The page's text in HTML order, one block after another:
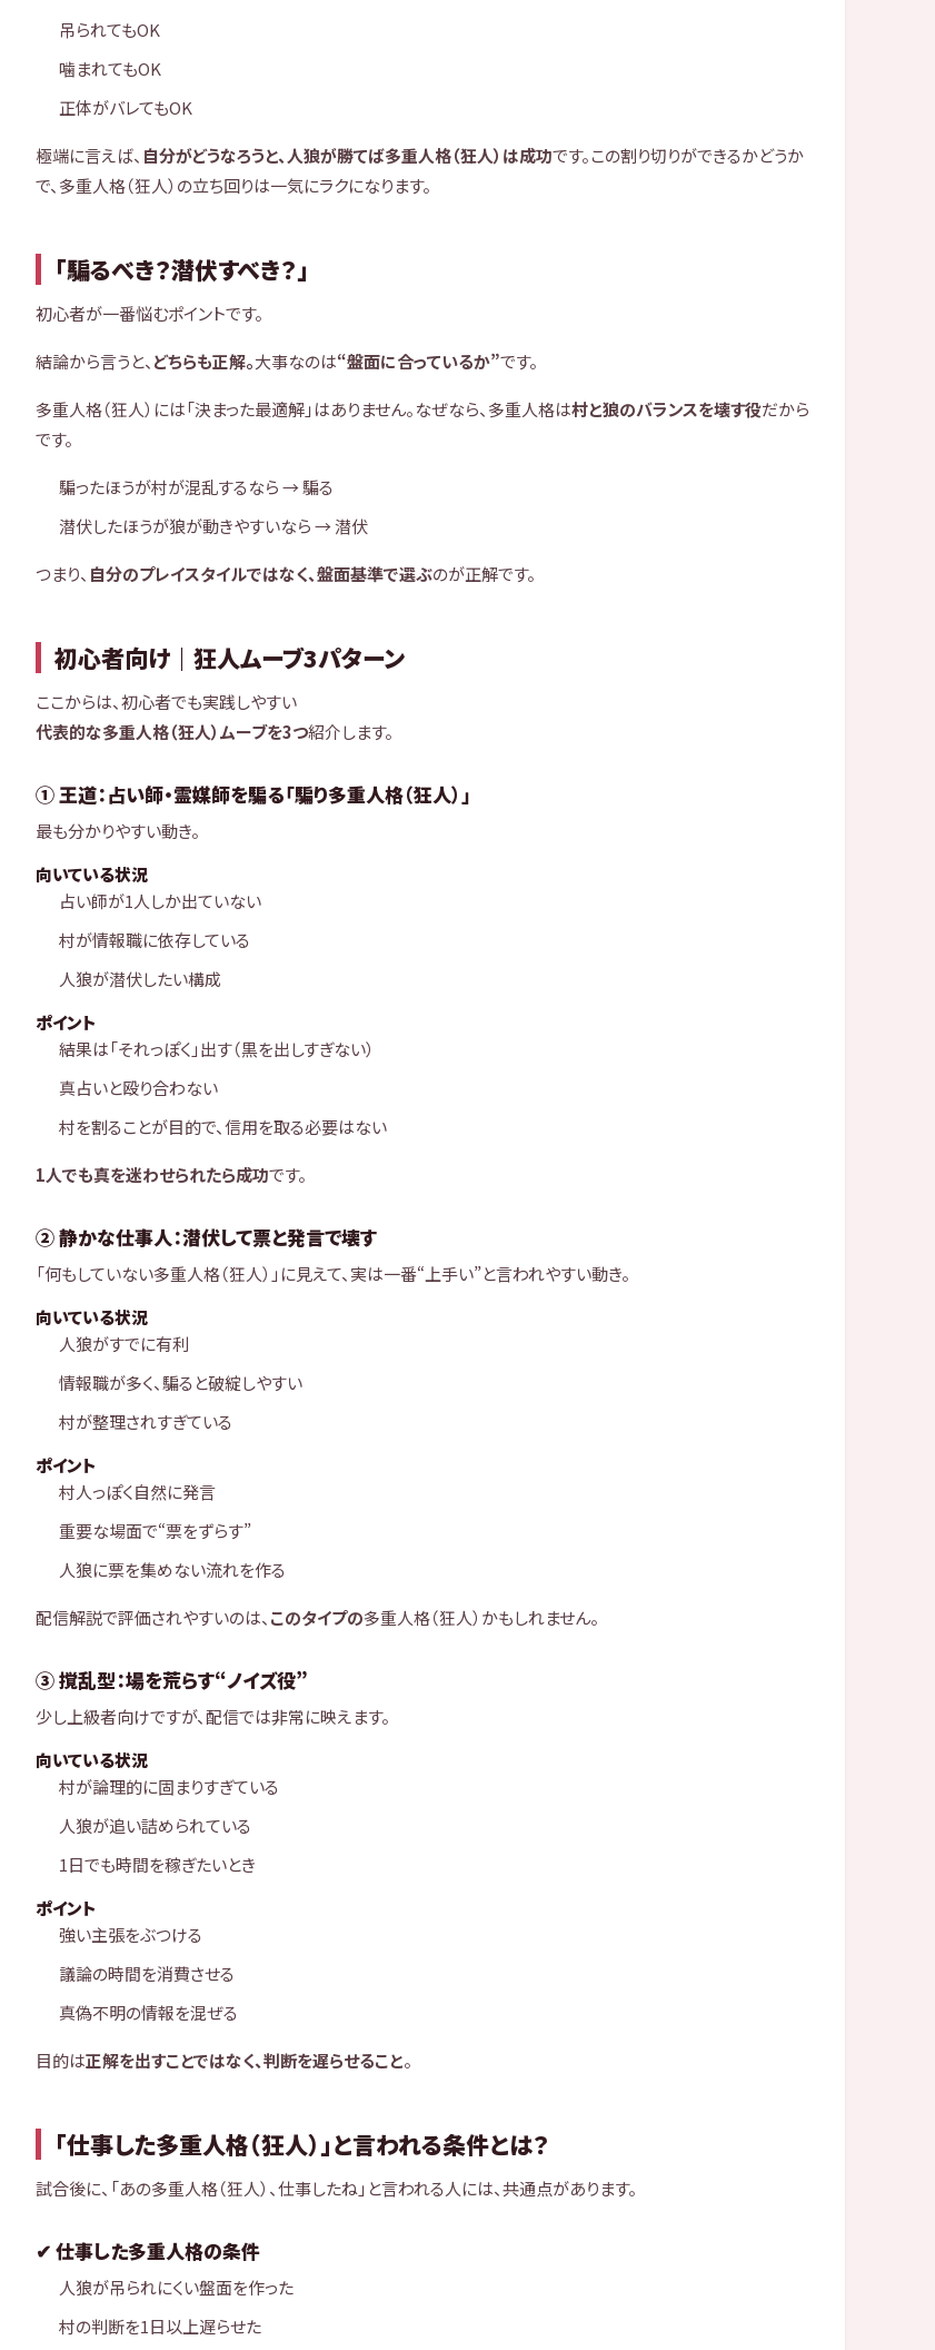
吊られてもOK
噛まれてもOK
正体がバレてもOK
極端に言えば、 自分がどうなろうと、人狼が勝てば多重人格（狂人）は成功です。この割り切りができるかどうか
で、多重人格（狂人）の立ち回りは一気にラクになります。
「騙るべき？潜伏すべき？」
初心者が一番悩むポイントです。
結論から言うと、 どちらも正解。大事なのは“盤面に合っているか”です。
多重人格（狂人）には「決まった最適解」はありません。なぜなら、多重人格は村と狼のバランスを壊す役だから
です。
騙ったほうが村が混乱するなら → 騙る
潜伏したほうが狼が動きやすいなら → 潜伏
つまり、 自分のプレイスタイルではなく、盤面基準で選ぶのが正解です。
初心者向け｜狂人ムーブ3パターン
ここからは、初心者でも実践しやすい
代表的な多重人格（狂人）ムーブを3つ紹介します。
① 王道：占い師・霊媒師を騙る「騙り多重人格（狂人）」
最も分かりやすい動き。
向いている状況
占い師が1人しか出ていない
村が情報職に依存している
人狼が潜伏したい構成
ポイント
結果は「それっぽく」出す（黒を出しすぎない）
真占いと殴り合わない
村を割ることが目的で、信用を取る必要はない
1人でも真を迷わせられたら成功です。
② 静かな仕事人：潜伏して票と発言で壊す
「何もしていない多重人格（狂人）」に見えて、実は一番“上手い”と言われやすい動き。
向いている状況
人狼がすでに有利
情報職が多く、騙ると破綻しやすい
村が整理されすぎている
ポイント
村人っぽく自然に発言
重要な場面で“票をずらす”
人狼に票を集めない流れを作る
配信解説で評価されやすいのは、 このタイプの多重人格（狂人）かもしれません。
③ 撹乱型：場を荒らす“ノイズ役”
少し上級者向けですが、配信では非常に映えます。
向いている状況
村が論理的に固まりすぎている
人狼が追い詰められている
1日でも時間を稼ぎたいとき
ポイント
強い主張をぶつける
議論の時間を消費させる
真偽不明の情報を混ぜる
目的は正解を出すことではなく、判断を遅らせること。
「仕事した多重人格（狂人）」と言われる条件とは？
試合後に、「あの多重人格（狂人）、仕事したね」と言われる人には、共通点があります。
✔ 仕事した多重人格の条件
人狼が吊られにくい盤面を作った
村の判断を1日以上遅らせた